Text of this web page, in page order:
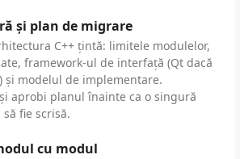
și plan de migrare
C++ țintă: limitele modulelor,
framework-ul de interfață (Qt dacă
și modelul de implementare.
aprobi planul înainte ca o singură
fie scrisă.
cu modul